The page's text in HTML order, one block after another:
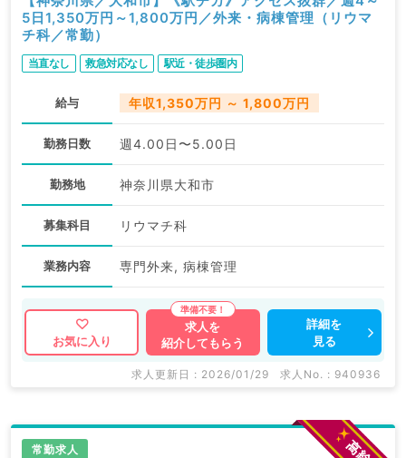
5日1,350万円～1,800万円／外来・病棟管理（リウマ
チ科／常勤）
当直なし 救急対応なし 駅近・徒歩圏内
給与 年収1,350万円 ～ 1,800万円
勤務日数 週4.00日〜5.00日
勤務地 神奈川県大和市
募集科目 リウマチ科
業務内容 専門外来, 病棟管理
お気に入り
求人を
紹介してもらう
詳細を
見る
求人更新日 : 2026/01/29 求人No. : 940936
常勤求人